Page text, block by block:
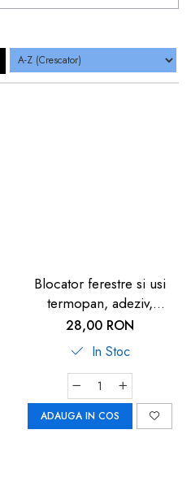
Blocator ferestre si usi
termopan, adeziv,
transparent, 1 buc
28,00 RON
In Stoc
ADAUGA IN COS